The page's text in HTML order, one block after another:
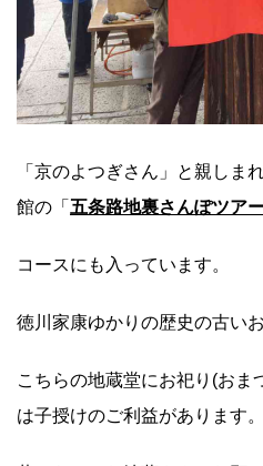
「京のよつぎさん」と親しま
館の「 五条路地裏さんぽツア
コースにも入っています。
徳川家康ゆかりの歴史の古いお
こちらの地蔵堂にお祀り(おま
は子授けのご利益があります。